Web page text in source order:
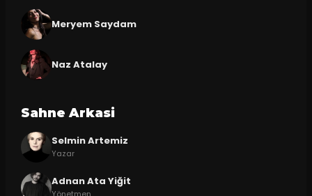
Meryem Saydam
Naz Atalay
Sahne Arkasi
Selmin Artemiz
Yazar
Adnan Ata Yiğit